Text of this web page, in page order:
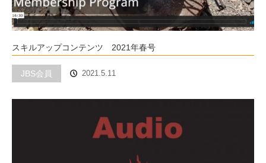
スキルアップコンテンツ 2021年春号
JBS会員 2021.5.11